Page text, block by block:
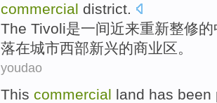
commercial district.
The Tivoli是一间近来重新整修的
落在城市西部新兴的商业区。
youdao
This commercial land has